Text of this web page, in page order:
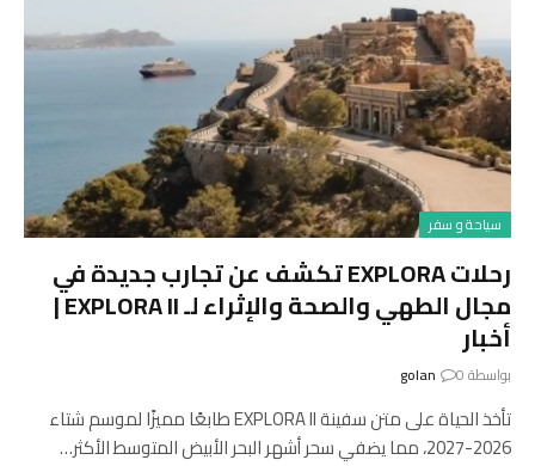
سياحة و سفر
رحلات EXPLORA تكشف عن تجارب جديدة في
مجال الطهي والصحة والإثراء لـ EXPLORA II |
أخبار
بواسطة golan 0
تأخذ الحياة على متن سفينة EXPLORA II طابعًا مميزًا لموسم شتاء
2026-2027، مما يضفي سحر أشهر البحر الأبيض المتوسط ​​الأكثر…